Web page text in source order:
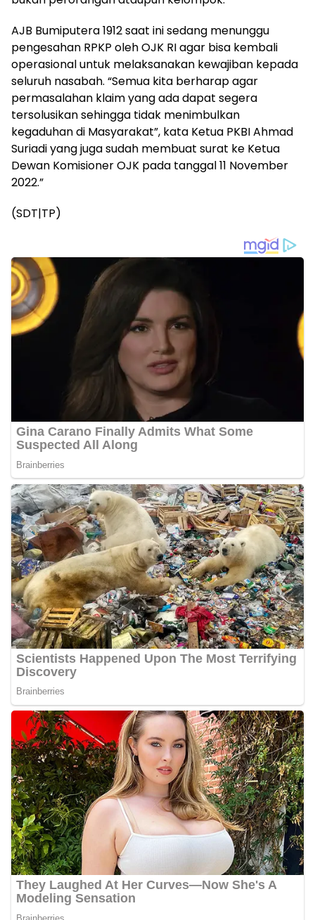
AJB Bumiputera 1912 saat ini sedang menunggu
pengesahan RPKP oleh OJK RI agar bisa kembali
operasional untuk melaksanakan kewajiban kepada
seluruh nasabah. “Semua kita berharap agar
permasalahan klaim yang ada dapat segera
tersolusikan sehingga tidak menimbulkan
kegaduhan di Masyarakat”, kata Ketua PKBI Ahmad
Suriadi yang juga sudah membuat surat ke Ketua
Dewan Komisioner OJK pada tanggal 11 November
2022.”
(SDT|TP)